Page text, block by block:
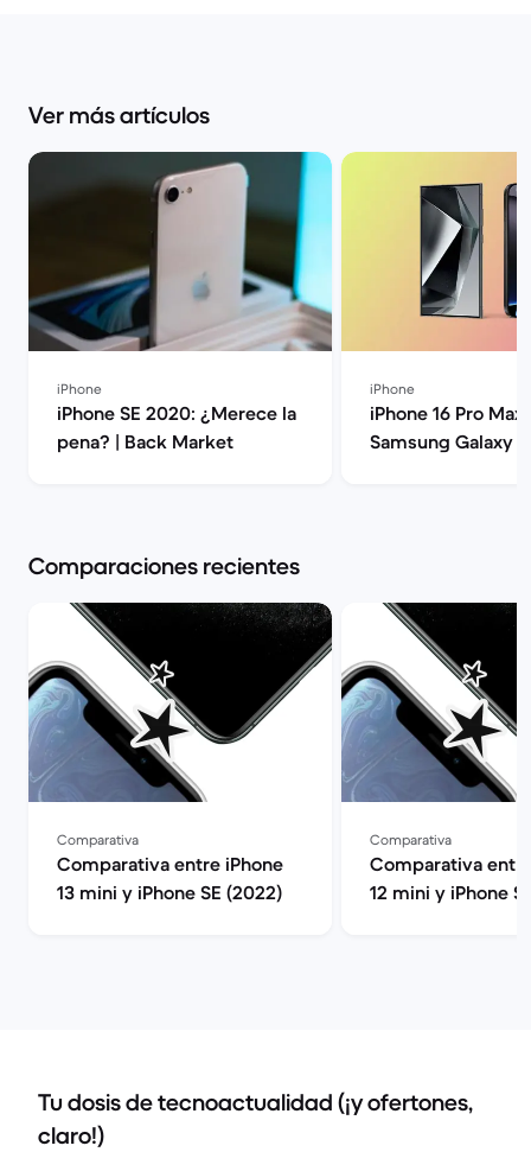
Ver más artículos
iPhone
iPhone SE 2020: ¿Merece la
pena? | Back Market
iPhone
iPhone 16 Pro Max
Samsung Galaxy
Comparaciones recientes
Comparativa
Comparativa entre iPhone
13 mini y iPhone SE (2022)
Comparativa
Comparativa
12 mini y iPhone
Tu dosis de tecnoactualidad (¡y ofertones,
claro!)